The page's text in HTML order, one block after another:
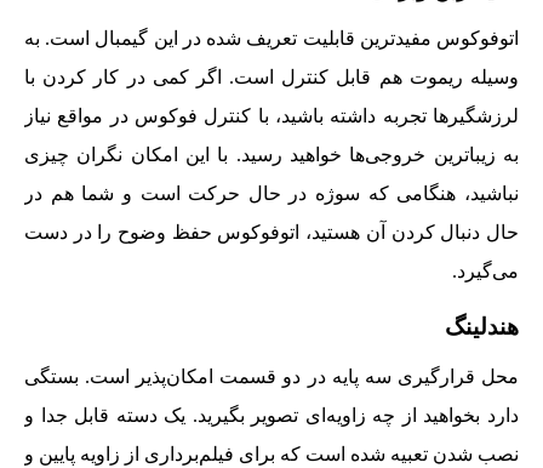
اتوفوکوس مفیدترین قابلیت تعریف شده در این گیمبال است. به
وسیله ریموت هم قابل کنترل است. اگر کمی در کار کردن با
لرزشگیرها تجربه داشته باشید، با کنترل فوکوس در مواقع نیاز
به زیباترین خروجی‌ها خواهید رسید. با این امکان نگران چیزی
نباشید، هنگامی که سوژه در حال حرکت است و شما هم در
حال دنبال کردن آن هستید، اتوفوکوس حفظ وضوح را در دست
می‌گیرد.
هندلینگ
محل قرارگیری سه پایه در دو قسمت امکان‌پذیر است. بستگی
دارد بخواهید از چه زاویه‌ای تصویر بگیرید. یک دسته قابل جدا و
نصب شدن تعبیه شده است که برای فیلم‌برداری از زاویه پایین و